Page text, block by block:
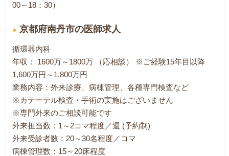
00～18：30）
京都府南丹市の医師求人
循環器内科
年収： 1600万～1800万 （応相談） ※ご経験15年目以降
1,600万円～1,800万円
業務内容：外来診療、病棟管理、各種専門検査など
※カテーテル検査・手術の実施はございません
※専門外来のご相談可能です
外来担当数：1～2コマ程度／週 (予約制)
外来受診者数：20～30名程度／コマ
病棟管理数：15～20床程度